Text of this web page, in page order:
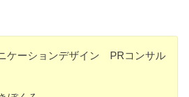
ケーションデザイン PRコンサル